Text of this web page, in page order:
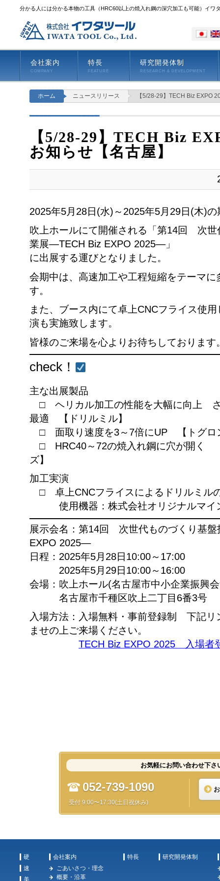
分かる人には分かる本物の工具（HRC60以上の焼入れ鋼の深穴加工も可能）イワ
会社案内
COMPANY
特長
FEATURE
研究開発体制
RESEARCH & DEVELOPMENT
ホーム ニュースリリース 【5/28-29】TECH Biz EXPO
【5/28-29】TECH Biz
お知らせ【名古屋】
2025年5月28日(水)～2025年5月29日(木)の
吹上ホールにて開催される「第14回 次世
業展―TECH Biz EXPO 2025―」
に出展する運びとなりました。
会期中は、高速加工や工程短縮をテーマ
す。
また、ブース内にて卓上CNCフライス使
演も実施致します。
皆様のご来場を心よりお待ちしております
check！
主な出展製品
□ ヘリカル加工の性能を大幅に向上 さ
最適 【ドリルミル】
□ 面取り速度を3～7倍にUP 【トグロ
□ HRC40～72の焼入れ鋼に穴が開く
ズ】
加工実演
□ 卓上CNCフライスによるドリルミル
使用機器：株式会社オリジナルマイ
展示会名：第14回 次世代ものづくり基
EXPO 2025―
日程：2025年5月28日10:00～17:00
2025年5月29日10:00～16:00
会場：吹上ホール(名古屋市中小企業振興
名古屋市千種区吹上二丁目6番3号
入場方法：入場無料・事前登録制 下記リ
ませの上ご来場ください。
TECH Biz EXPO 2025 入場者
お気軽にお問い合わせ下さ
052-739-1090
受付 9:00〜17:30(土日祝休み)
硬
速
美
会社案内
ごあいさつ・理念
概要・沿革
特長 研究開発体制